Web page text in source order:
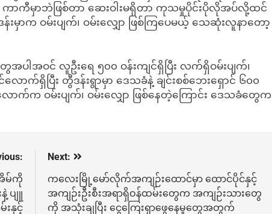
ာကီမှာဘဲဖြစ်တာ ဆေးဝါးမရှိတာ ကုသမှုပိုင်းပိုလိုအပ်လို့ထင်
က ဝမ်းပျက်၊ ဝမ်းလျှော ဖြစ်ကြပေမယ့် သေဆုံးလူနာတော့
အပါအဝင် လူဦးရေ ၅၀၀ ဝန်းကျင်ရှိပြီး လက်ရှိဝမ်းပျက်၊
ောက်ရှိပြီး တွီဒန်းရွာမှာ ဒေသခံနဲ့ ချင်းစစ်ဘေးရှောင် ၆၀၀
ာက်က ဝမ်းပျက်၊ ဝမ်းလျှော ဖြစ်နေတဲ့ကြောင်း ဒေသခံတွေက
မ်ကို
ပျူ
နှင့်
Next:
ကလေးမြို့မော်လိုက်အကျဉ်းထောင်မှာ ထောင်ပိုင်နှင့်
အကျဉ်းဦးစီးအရာရှိဝန်ထမ်းတွေက အကျဉ်းသားတွေ
ကို အသုံးချပြီး ငွေကြေးရှာဖွေနေမှုတွေအတွက်